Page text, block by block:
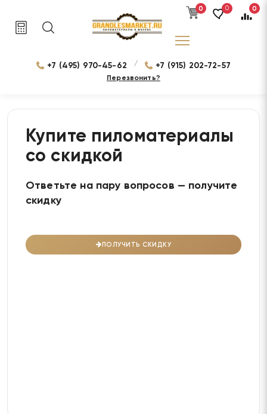
0 0 0
+7 (495) 970-45-62 / +7 (915) 202-72-57
Перезвонить?
Купите пиломатериалы
со скидкой
Ответьте на пару вопросов — получите
скидку
ПОЛУЧИТЬ СКИДКУ